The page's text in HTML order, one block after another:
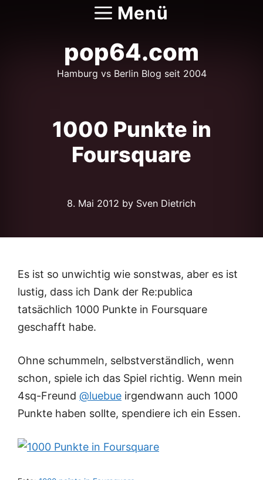
Menü
pop64.com
Hamburg vs Berlin Blog seit 2004
1000 Punkte in
Foursquare
8. Mai 2012 by Sven Dietrich
Es ist so unwichtig wie sonstwas, aber es ist
lustig, dass ich Dank der Re:publica
tatsächlich 1000 Punkte in Foursquare
geschafft habe.
Ohne schummeln, selbstverständlich, wenn
schon, spiele ich das Spiel richtig. Wenn mein
4sq-Freund @luebue irgendwann auch 1000
Punkte haben sollte, spendiere ich ein Essen.